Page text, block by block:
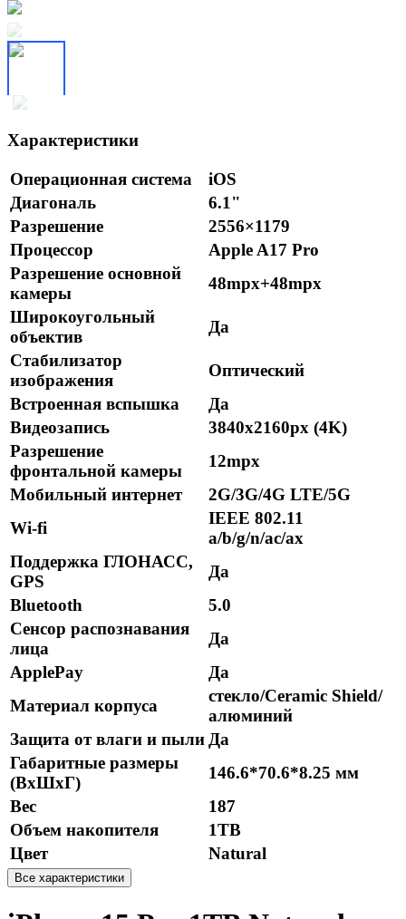
Характеристики
Операционная система
iOS
Диагональ
6.1"
Разрешение
2556×1179
Процессор
Apple A17 Pro
Разрешение основной
камеры
48mpx+48mpx
Широкоугольный
объектив
Да
Стабилизатор
изображения
Оптический
Встроенная вспышка
Да
Видеозапись
3840x2160px (4K)
Разрешение
фронтальной камеры
12mpx
Мобильный интернет
2G/3G/4G LTE/5G
Wi-fi
IEEE 802.11
a/b/g/n/ac/ax
Поддержка ГЛОНАСС,
GPS
Да
Bluetooth
5.0
Сенсор распознавания
лица
Да
ApplePay
Да
Материал корпуса
стекло/Ceramic Shield/
алюминий
Защита от влаги и пылиДа
Габаритные размеры
(ВхШхГ)
146.6*70.6*8.25 мм
Вес
187
Объем накопителя
1TB
Цвет
Natural
Все характеристики